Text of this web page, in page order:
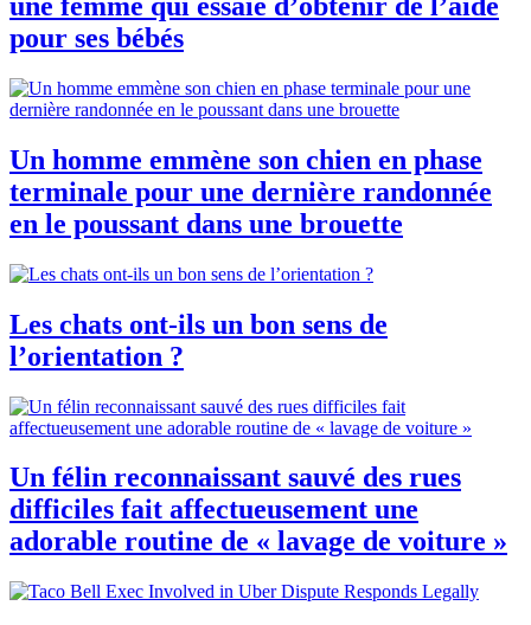
pour ses bébés
Un homme emmène son chien en phase
terminale pour une dernière randonnée
en le poussant dans une brouette
Les chats ont-ils un bon sens de
l’orientation ?
Un félin reconnaissant sauvé des rues
difficiles fait affectueusement une
adorable routine de « lavage de voiture »